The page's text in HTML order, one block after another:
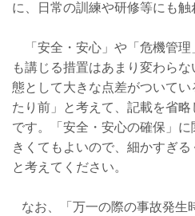
に、日常の訓練や研修等にも触
「安全・安心」や「危機管理
も講じる措置はあまり変わら
態として大きな点差がついて
たり前」と考えて、記載を省
です。「安全・安心の確保」
きくてもよいので、細かすぎ
と考えてください。
なお、「万一の際の事故発生